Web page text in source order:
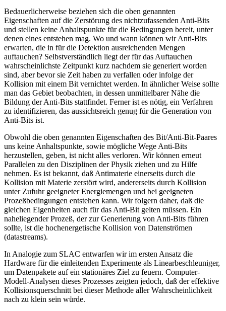
Bedauerlicherweise beziehen sich die oben genannten
Eigenschaften auf die Zerstörung des nichtzufassenden Anti-Bits
und stellen keine Anhaltspunkte für die Bedingungen bereit, unter
denen eines entstehen mag. Wo und wann können wir Anti-Bits
erwarten, die in für die Detektion ausreichenden Mengen
auftauchen? Selbstverständlich liegt der für das Auftauchen
wahrscheinlichste Zeitpunkt kurz nachdem sie generiert worden
sind, aber bevor sie Zeit haben zu verfallen oder infolge der
Kollision mit einem Bit vernichtet werden. In ähnlicher Weise sollte
man das Gebiet beobachten, in dessen unmittelbarer Nähe die
Bildung der Anti-Bits stattfindet. Ferner ist es nötig, ein Verfahren
zu identifizieren, das aussichtsreich genug für die Generation von
Anti-Bits ist.
Obwohl die oben genannten Eigenschaften des Bit/Anti-Bit-Paares
uns keine Anhaltspunkte, sowie mögliche Wege Anti-Bits
herzustellen, geben, ist nicht alles verloren. Wir können erneut
Parallelen zu den Disziplinen der Physik ziehen und zu Hilfe
nehmen. Es ist bekannt, daß Antimaterie einerseits durch die
Kollision mit Materie zerstört wird, andererseits durch Kollision
unter Zufuhr geeigneter Energiemengen und bei geeigneten
Prozeßbedingungen entstehen kann. Wir folgern daher, daß die
gleichen Eigenheiten auch für das Anti-Bit gelten müssen. Ein
naheliegender Prozeß, der zur Generierung von Anti-Bits führen
sollte, ist die hochenergetische Kollision von Datenströmen
(datastreams).
In Analogie zum SLAC entwarfen wir im ersten Ansatz die
Hardware für die einleitenden Experimente als Linearbeschleuniger,
um Datenpakete auf ein stationäres Ziel zu feuern. Computer-
Modell-Analysen dieses Prozesses zeigten jedoch, daß der effektive
Kollisionsquerschnitt bei dieser Methode aller Wahrscheinlichkeit
nach zu klein sein würde.